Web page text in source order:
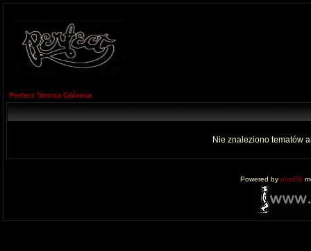
Perfect Strona Główna
Nie znaleziono tematów
Powered by phpBB